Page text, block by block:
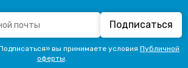
Подписаться
вы принимаете условия Публичной
оферты.